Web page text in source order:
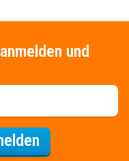
und
Für den